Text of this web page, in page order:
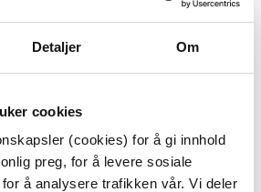
Detaljer Om
cookies
(cookies) for å gi innhold
preg, for å levere sosiale
å analysere trafikken vår. Vi deler
vår får du
ogmange fristende